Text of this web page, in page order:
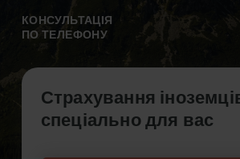
Vyberte
nejlevnější
online.
КОНСУЛЬТАЦІЯ
ПО ТЕЛЕФОНУ
Страхування
спеціально для вас